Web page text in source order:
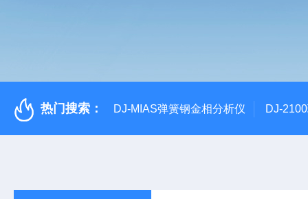
热门搜索： DJ-MIAS弹簧钢金相分析仪 DJ-